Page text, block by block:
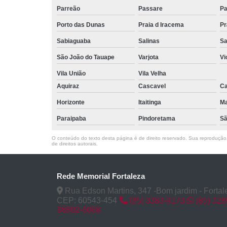
cinzas
Velório
Venda de
coroa de
flores
Venda de
Vendas de
Parreão Passare
Porto das Dunas Praia d Iracema
Sabiaguaba Salinas
São João do Tauape Varjota
Vila União
Vila Velha
Aquiraz
Cascavel
Horizonte Itaitinga
Paraipaba Pindoretama
O conteúdo do texto desta página é de direito reservado. Sua
de direitos autorais
Rede Memorial Fortaleza
Rua Edson Martins, 347 -Bom jardim -
CEP: 60543-454
(85) 3383-9173 (85)
98802-6068